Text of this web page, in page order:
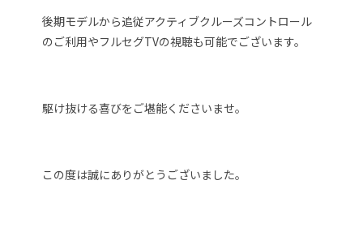
後期モデルから追従アクティブクルーズコントロール
のご利用やフルセグTVの視聴も可能でございます。
駆け抜ける喜びをご堪能くださいませ。
この度は誠にありがとうございました。